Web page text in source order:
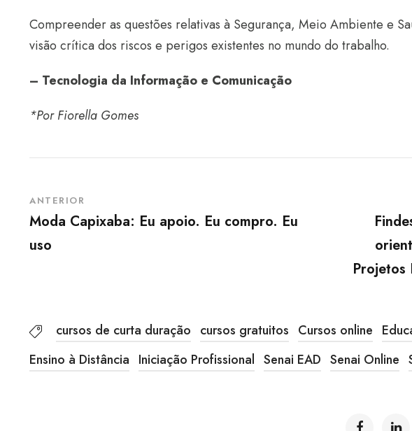
Compreender as questões relativas à Segurança, Meio Ambiente e
visão crítica dos riscos e perigos existentes no mundo do trabalho.
– Tecnologia da Informação e Comunicação
*Por Fiorella Gomes
ANTERIOR
Moda Capixaba: Eu apoio. Eu compro. Eu
uso
Projetos
cursos de curta duração cursos gratuitos Cursos online
Ensino à Distância Iniciação Profissional Senai EAD Senai Online